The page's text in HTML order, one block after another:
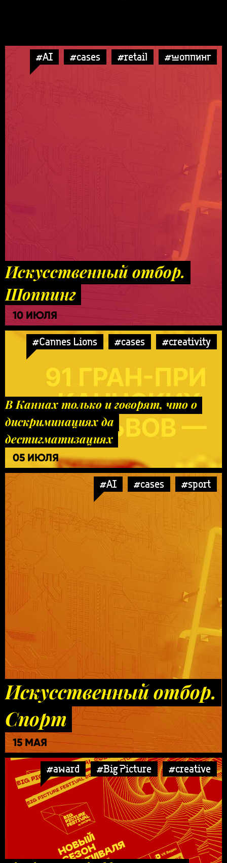
#AI #cases #retail #шоппинг
Искусственный отбор.
Шоппинг
10 ИЮЛЯ
#Cannes Lions #cases #creativity
В Каннах только и говорят, что о
дискриминациях да
дестигматизациях
05 ИЮЛЯ
#AI #cases #sport
Искусственный отбор.
Спорт
15 МАЯ
#award #Big Picture #creative